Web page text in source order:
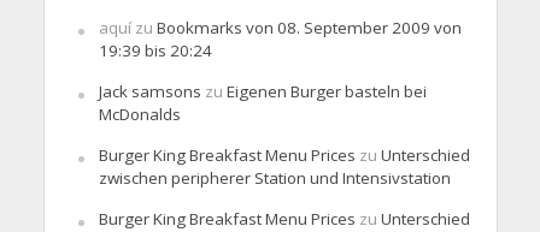
aquízu Bookmarks von 08. September 2009 von
19:39 bis 20:24
Jack samsons zu Eigenen Burger basteln bei
McDonalds
Burger King Breakfast Menu Prices zu Unterschied
zwischen peripherer Station und Intensivstation
Burger King Breakfast Menu Prices zu Unterschied